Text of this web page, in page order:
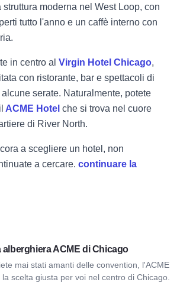
struttura moderna nel West Loop, con
tutto l'anno e un caffè interno con
in centro al Virgin Hotel Chicago,
con ristorante, bar e spettacoli di
serate. Naturalmente, potete
ACME Hotel che si trova nel cuore
di River North.
a scegliere un hotel, non
a cercare. continuare la
alberghiera ACME di Chicago
mai stati amanti delle convention, l'ACME
la scelta giusta per voi nel centro di Chicago.
Company Chicago